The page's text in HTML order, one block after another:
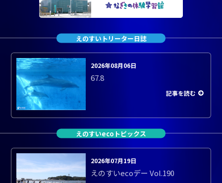
えのすいトリーター日誌
2026年08月06日
67.8
記事を読む
えのすいecoトピックス
2026年07月19日
えのすいecoデー Vol.190